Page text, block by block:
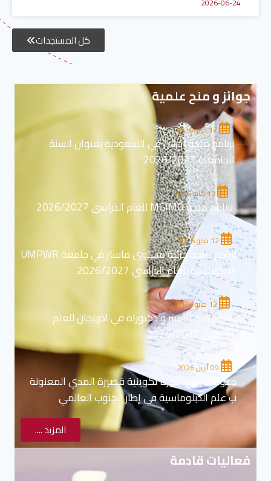
2026-06-24
كل المستجدات
جوائز و منح علمية
17 مايو 2026
برنامج منحة ادرس في السعودية بعنوان السنة
الجامعية 2026/2027
برنامج منحة MGIMO للعام الدراسي 2026/2027
12 مايو 2026
برنامج منحة جزئية مستوى ماستر في جامعة UMPWR
الاندونيسية للعام الدراسي 2026/2027
12 مايو 2026
برنامج منح ماستر و دكتوراه في اذربيجان للعلم
الدراسي 2026/2027
09 أبريل 2026
دعوة للترشح : دورة تكوينية قصيرة المدي المعنونة
ب علم الدبلوماسية في إطار الجنوب العالمي
المزيد ....
فعاليات قادمة